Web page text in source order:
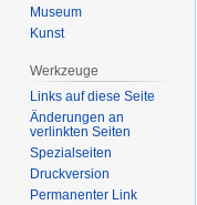
Museum
Kunst
Werkzeuge
Links auf diese Seite
Änderungen an
verlinkten Seiten
Spezialseiten
Druckversion
Permanenter Link